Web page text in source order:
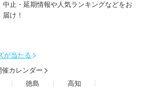
中止・延期情報や人気ランキングなどをお
届け！
が当たる
カレンダー
徳島 高知